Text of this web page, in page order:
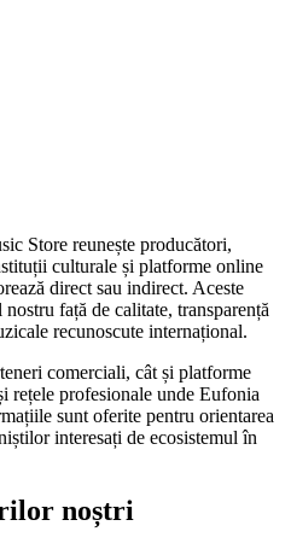
Store reunește producători,
culturale și platforme online
direct sau indirect. Aceste
față de calitate, transparență
recunoscute internațional.
comerciali, cât și platforme
rețele profesionale unde Eufonia
sunt oferite pentru orientarea
interesați de ecosistemul în
noștri